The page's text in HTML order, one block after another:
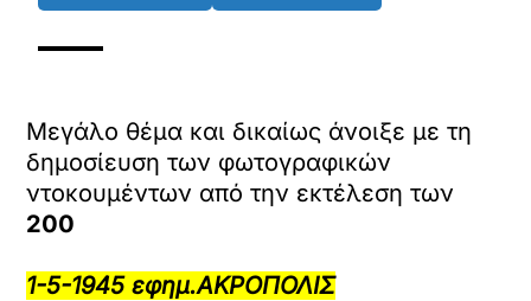
Μεγάλο θέμα και δικαίως άνοιξε με τη
δημοσίευση των φωτογραφικών
ντοκουμέντων από την εκτέλεση των
200
1-5-1945 εφημ.ΑΚΡΟΠΟΛΙΣ